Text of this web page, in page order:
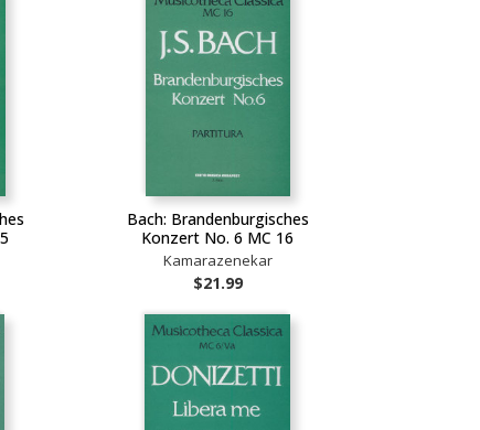
Bach: Brandenburgisches
Konzert No. 6 MC 16
Kamarazenekar
$21.99